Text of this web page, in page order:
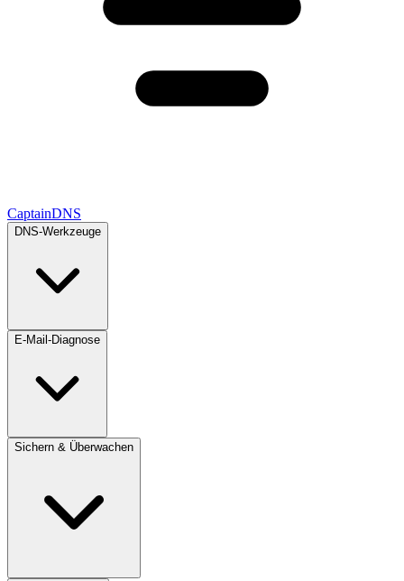
CaptainDNS
DNS-Werkzeuge
E-Mail-Diagnose
Sichern & Überwachen